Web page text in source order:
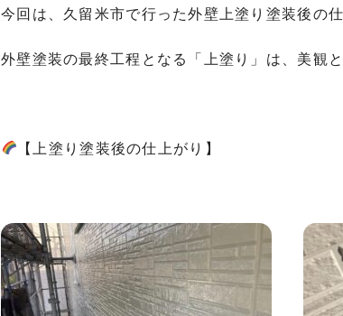
今回は、久留米市で行った外壁上塗り塗装後の
外壁塗装の最終工程となる「上塗り」は、美観
【上塗り塗装後の仕上がり】